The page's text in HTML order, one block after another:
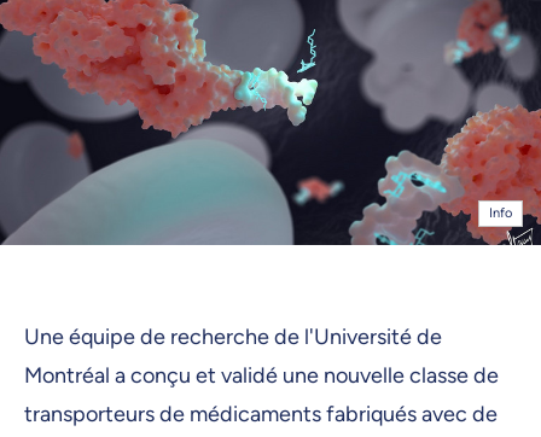
Info
Une équipe de recherche de l'Université de
Montréal a conçu et validé une nouvelle classe de
transporteurs de médicaments fabriqués avec de